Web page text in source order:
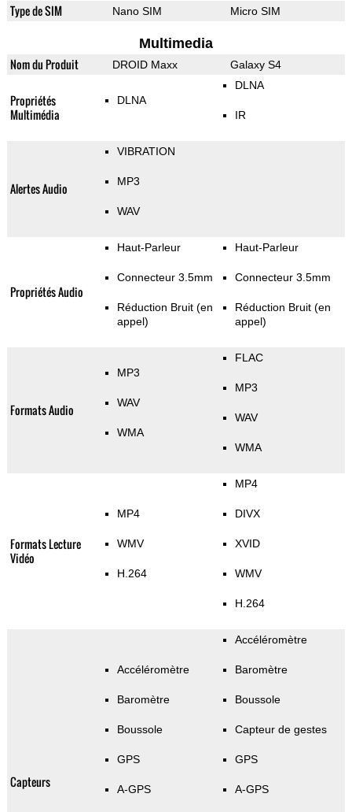
Type de SIM Nano SIM Micro SIM
Multimedia
Nom du Produit DROID Maxx Galaxy S4
Propriétés
Multimédia
DLNA
DLNA
IR
Alertes Audio
VIBRATION
MP3
WAV
Propriétés Audio
Haut-Parleur
Connecteur 3.5mm
Réduction Bruit (en
appel)
Haut-Parleur
Connecteur 3.5mm
Réduction Bruit (en
appel)
Formats Audio
MP3
WAV
WMA
FLAC
MP3
WAV
WMA
Formats Lecture
Vidéo
MP4
WMV
H.264
MP4
DIVX
XVID
WMV
H.264
Capteurs
Accéléromètre
Baromètre
Boussole
GPS
A-GPS
Accéléromètre
Baromètre
Boussole
Capteur de gestes
GPS
A-GPS